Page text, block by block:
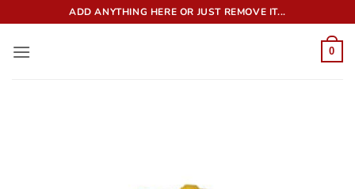
qua
nội
ADD ANYTHING HERE OR JUST REMOVE IT...
0